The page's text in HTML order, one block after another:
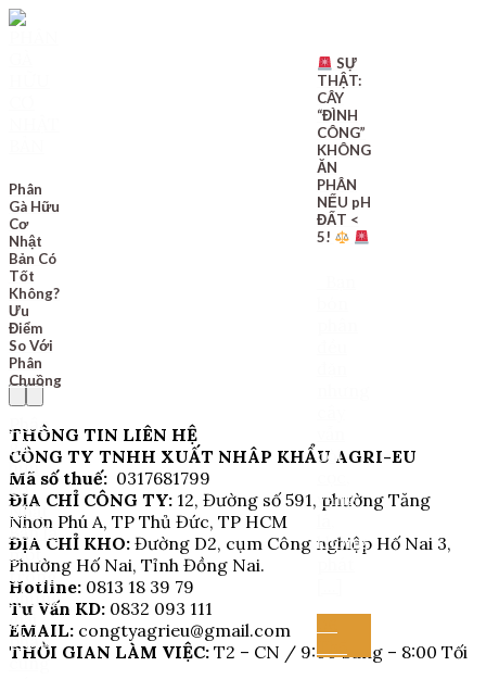
Phân
Gà Hữu
Cơ
Nhật
Bản Có
Tốt
Không?
Ưu
Điểm
So Với
Phân
Chuồng
Phân
gà
hữu
cơ
Nhật
Bản là
một
trong
những
giải
pháp
cung
SỰ
THẬT:
CÂY
“ĐÌNH
CÔNG”
KHÔNG
ĂN
PHÂN
NẾU pH
ĐẤT <
5!
còi
vàng
không
THÔNG TIN LIÊN HỆ
CÔNG TY TNHH XUẤT NHÂP KHẨU AGRI-EU
Mã số thuế: 0317681799
ĐỊA CHỈ CÔNG TY: 12, Đường số 591, phường Tăng
Nhơn Phú A, TP Thủ Đức, TP HCM
ĐỊA CHỈ KHO: Đường D2, cụm Công nghiệp Hố Nai 3,
Phường Hố Nai, Tỉnh Đồng Nai.
Hotline: 0813 18 39 79
Tư Vấn KD: 0832 093 111
EMAIL: congtyagrieu@gmail.com
THỜI GIAN LÀM VIỆC: T2 – CN / 9:00 Sáng – 8:00 Tối